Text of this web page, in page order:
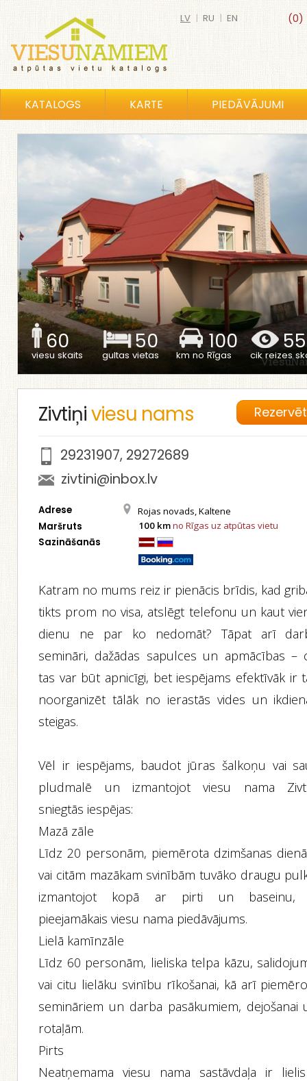
(0)
LV | RU | EN
KATALOGS KARTE PIEDĀVĀJUMI
60
viesu skaits
50
gultas vietas
100
km no Rīgas cik reizes
Zivtiņiviesu nams Rezervēt
29231907, 29272689
zivtini@inbox.lv
Adrese Rojas novads, Kaltene
Maršruts 100 kmno Rīgas uz atpūtas vietu
Sazināšanās
Katram no mums reiz ir pienācis brīdis, kad
tikts prom no visa, atslēgt telefonu un kaut
dienu ne par ko nedomāt? Tāpat arī
semināri, dažādas sapulces un apmācības –
tas var būt apnicīgi, bet iespējams efektīvāk ir
noorganizēt tālāk no ierastās vides un
steigas.
Vēl ir iespējams, baudot jūras šalkoņu vai
pludmalē un izmantojot viesu nama
sniegtās iespējas:
Mazā zāle
Līdz 20 personām, piemērota dzimšanas
vai citām mazākam svinībām tuvāko draugu
izmantojot kopā ar pirti un
pieejamākais viesu nama piedāvājums.
Lielā kamīnzāle
Līdz 60 personām, lieliska telpa kāzu,
vai citu lielāku svinību rīkošanai, kā arī
semināriem un darba pasākumiem, dejošanai
rotaļām.
Pirts
Neatņemama viesu nama sastāvdaļa ir